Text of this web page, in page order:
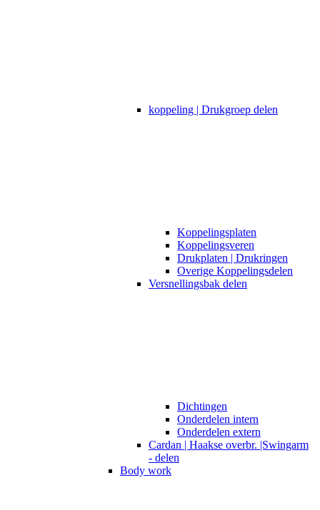
koppeling | Drukgroep delen
Koppelingsplaten
Koppelingsveren
Drukplaten | Drukringen
Overige Koppelingsdelen
Versnellingsbak delen
Dichtingen
Onderdelen intern
Onderdelen extern
Cardan | Haakse overbr. |Swingarm
- delen
Body work